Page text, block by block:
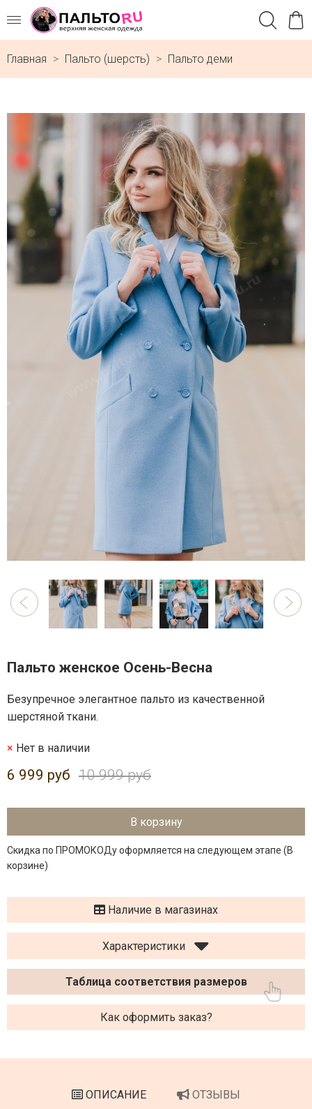
Главная Пальто (шерсть) Пальто деми
Пальто женское Осень-Весна
Безупречное элегантное пальто из качественной
шерстяной ткани.
Нет в наличии
6 999 руб 10 999 руб
В корзину
Скидка по ПРОМОКОДу оформляется на следующем этапе (В
корзине)
Наличие в магазинах
Характеристики
Таблица соответствия размеров
Как оформить заказ?
ОПИСАНИЕ ОТЗЫВЫ